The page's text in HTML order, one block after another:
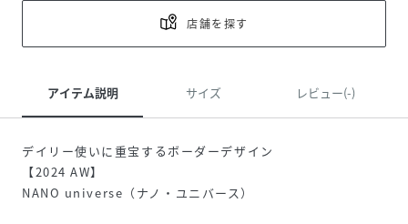
店舗を探す
アイテム説明 サイズ レビュー(-)
デイリー使いに重宝するボーダーデザイン
【2024 AW】
NANO universe（ナノ・ユニバース）